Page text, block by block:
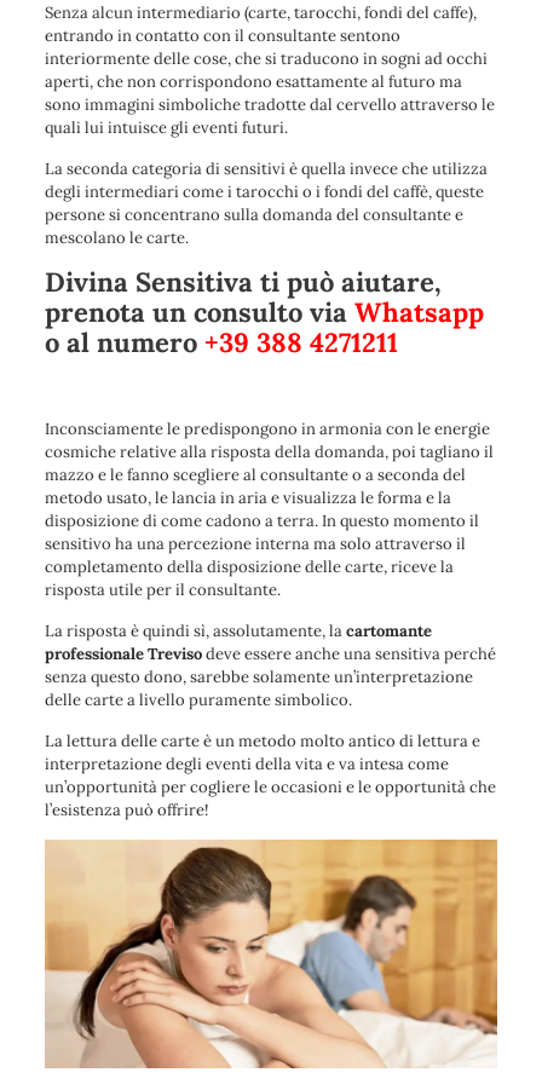
Senza alcun intermediario (carte, tarocchi, fondi del caffe),
entrando in contatto con il consultante sentono
interiormente delle cose, che si traducono in sogni ad occhi
aperti, che non corrispondono esattamente al futuro ma
sono immagini simboliche tradotte dal cervello attraverso le
quali lui intuisce gli eventi futuri.
La seconda categoria di sensitivi è quella invece che utilizza
degli intermediari come i tarocchi o i fondi del caffè, queste
persone si concentrano sulla domanda del consultante e
mescolano le carte.
Divina Sensitiva ti può aiutare,
prenota un consulto via Whatsapp
o al numero +39 388 4271211
Inconsciamente le predispongono in armonia con le energie
cosmiche relative alla risposta della domanda, poi tagliano il
mazzo e le fanno scegliere al consultante o a seconda del
metodo usato, le lancia in aria e visualizza le forma e la
disposizione di come cadono a terra. In questo momento il
sensitivo ha una percezione interna ma solo attraverso il
completamento della disposizione delle carte, riceve la
risposta utile per il consultante.
La risposta è quindi sì, assolutamente, lacartomante
professionale Trevisodeve essere anche una sensitiva perché
senza questo dono, sarebbe solamente un’interpretazione
delle carte a livello puramente simbolico.
La lettura delle carte è un metodo molto antico di lettura e
interpretazione degli eventi della vita e va intesa come
un’opportunità per cogliere le occasioni e le opportunità che
l’esistenza può offrire!